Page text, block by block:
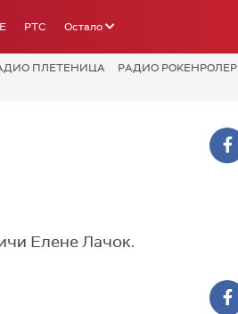
РТС Остало
ПЛЕТЕНИЦА РАДИО РОКЕНРОЛЕР
Елене Лачок.